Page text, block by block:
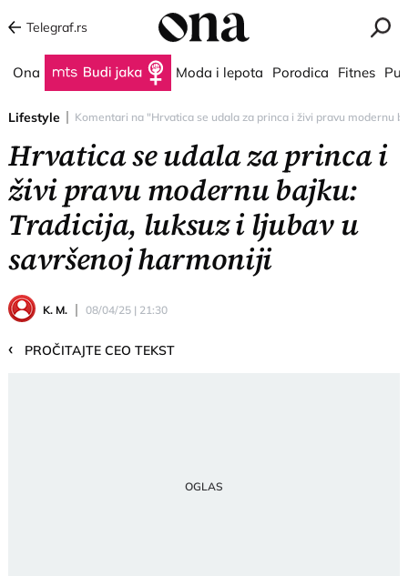
Telegraf.rs
Ona Budi jaka Moda i lepota Porodica Fitnes
Lifestyle Komentari na "Hrvatica se udala za princa i živi pravu modernu
Hrvatica se udala za princa i
živi pravu modernu bajku:
Tradicija, luksuz i ljubav u
savršenoj harmoniji
K. M. 08/04/25 | 21:30
‹ PROČITAJTE CEO TEKST